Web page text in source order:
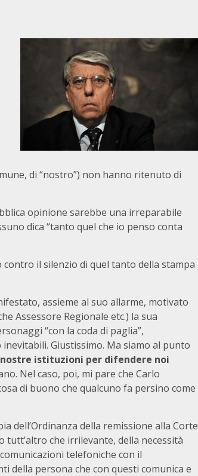
di “nostro”) non hanno ritenuto di
opinione sarebbe una irreparabile
dica “tanto quel che io penso conta
il silenzio di quel tanto della stampa
assieme al suo allarme, motivato
Assessore Regionale etc.) la sua
“con la coda di paglia”,
Giustissimo. Ma siamo al punto
istituzioni per difendere noi
Nel caso, poi, mi pare che Carlo
di buono che qualcuno fa persino come
dell’Ordinanza della remissione alla Corte
che irrilevante, della necessità
telefoniche con il
della persona che con questi comunica e